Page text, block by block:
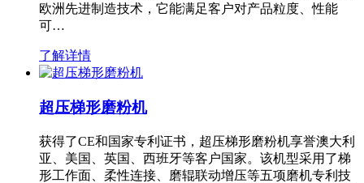
欧洲先进制造技术，它能满足客户对产品粒度、性能
可…
了解详情
超压梯形磨粉机
获得了CE和国家专利证书，超压梯形磨粉机享誉澳大利
亚、美国、英国、西班牙等客户国家。该机型采用了梯
形工作面、柔性连接、磨辊联动增压等五项磨机专利技